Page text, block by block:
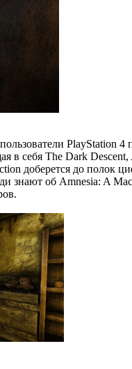
PlayStation 4
в себя The Dark
доберется до полок
знают об Amnesia: A